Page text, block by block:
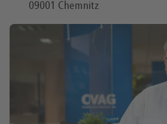
09001 Chemnitz